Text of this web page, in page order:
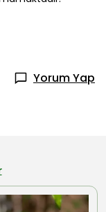
Yorum Yap